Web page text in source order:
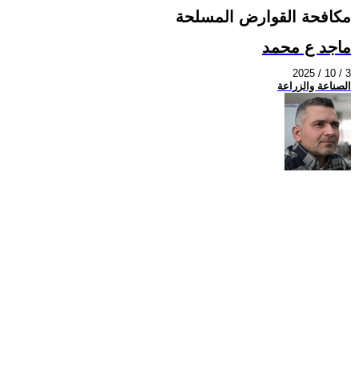
مكافحة القوارض المسلحة
ماجد ع محمد
2025 / 10 / 3
الصناعة والزراعة